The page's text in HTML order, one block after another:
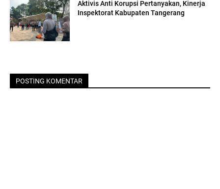
Aktivis Anti Korupsi Pertanyakan, Kinerja
Inspektorat Kabupaten Tangerang
POSTING KOMENTAR